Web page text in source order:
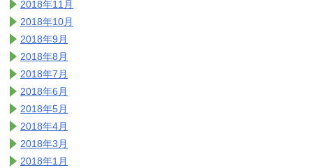
2018年11月
2018年10月
2018年9月
2018年8月
2018年7月
2018年6月
2018年5月
2018年4月
2018年3月
2018年1月